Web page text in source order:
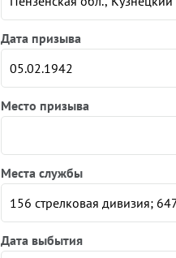
Дата призыва
Место призыва
Места службы
Дата выбытия